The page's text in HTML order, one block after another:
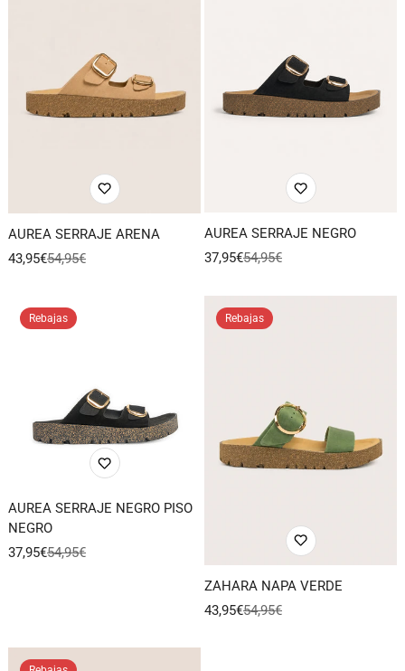
AUREA SERRAJE ARENA
Precio
43,95€
Precio54,95€
AUREA SERRAJE NEGRO
Precio
venta
37,95€
Precio54,95€
Rebajas
AUREA SERRAJE NEGRO PISO
NEGRO
Precio
37,95€
Precio54,95€
Rebajas
ZAHARA NAPA VERDE
Precio
43,95€
Precio54,95€